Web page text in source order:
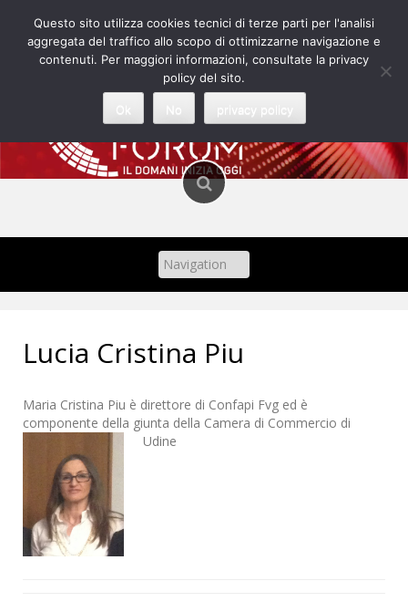
content
Lucia Cristina Piu
Maria Cristina Piu è direttore di Confapi Fvg ed è
componente della giunta della Camera di Commercio di
Udine
Questo sito utilizza cookies tecnici di terze parti per l'analisi
aggregata del traffico allo scopo di ottimizzarne navigazione e
contenuti. Per maggiori informazioni, consultate la privacy
policy del sito.